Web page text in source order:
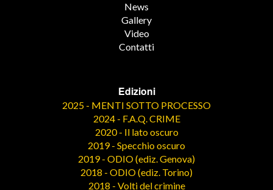
News
Gallery
Video
Contatti
Edizioni
2025 - MENTI SOTTO PROCESSO
2024 - F.A.Q. CRIME
2020 - Il lato oscuro
2019 - Specchio oscuro
2019 - ODIO (ediz. Genova)
2018 - ODIO (ediz. Torino)
2018 - Volti del crimine